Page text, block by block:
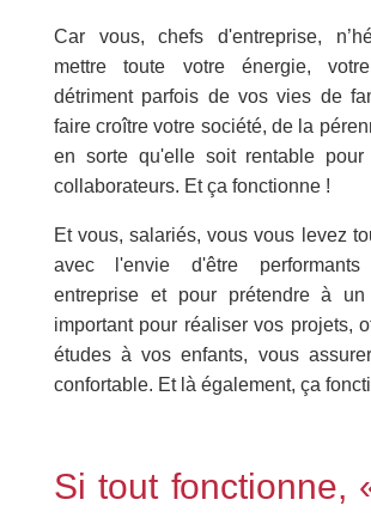
Car vous, chefs d'entreprise,
mettre toute votre énergie,
détriment parfois de vos vies de
faire croître votre société, de la
en sorte qu'elle soit rentable
collaborateurs. Et ça fonctionne !
Et vous, salariés, vous vous levez
avec l'envie d'être
entreprise et pour prétendre à
important pour réaliser vos projets,
études à vos enfants, vous
confortable. Et là également, ça
Si tout fonctionne,